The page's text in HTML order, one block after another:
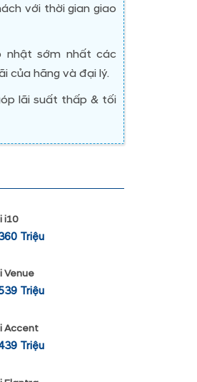
với thời gian giao
nhật sớm nhất các
của hãng và đại lý.
lãi suất thấp & tối
i10
Triệu
Venue
Triệu
Accent
Triệu